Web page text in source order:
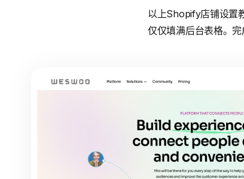
以上Shopify店铺设置
仅仅填满后台表格。